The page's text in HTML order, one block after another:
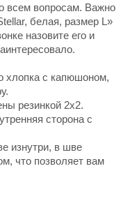
всем вопросам. Важно
белая, размер L»
назовите его и
хлопка с капюшоном,
резинкой 2х2.
сторона с
изнутри, в шве
что позволяет вам